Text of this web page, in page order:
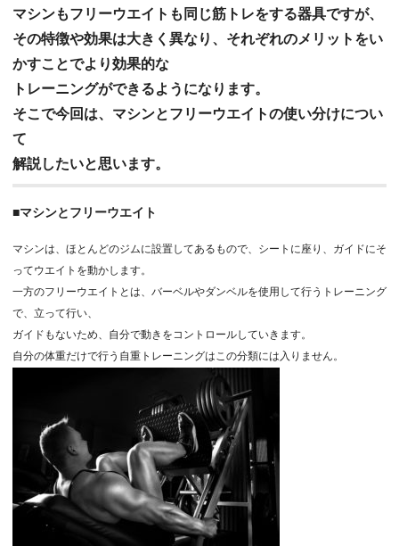
マシンもフリーウエイトも同じ筋トレをする器具ですが、
その特徴や効果は大きく異なり、それぞれのメリットをい
かすことでより効果的な
トレーニングができるようになります。
そこで今回は、マシンとフリーウエイトの使い分けについ
て
解説したいと思います。
■マシンとフリーウエイト
マシンは、ほとんどのジムに設置してあるもので、シートに座り、ガイドにそ
ってウエイトを動かします。
一方のフリーウエイトとは、バーベルやダンベルを使用して行うトレーニング
で、立って行い、
ガイドもないため、自分で動きをコントロールしていきます。
自分の体重だけで行う自重トレーニングはこの分類には入りません。